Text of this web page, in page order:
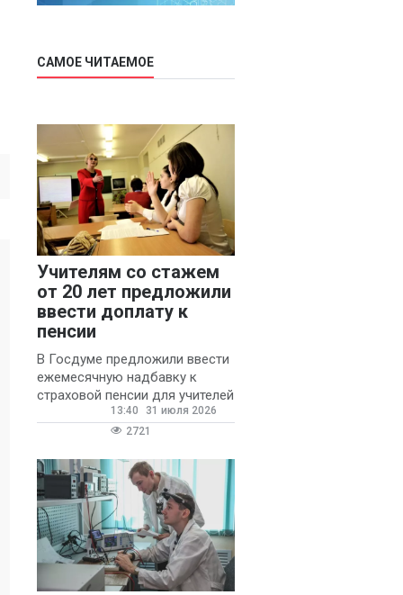
САМОЕ ЧИТАЕМОЕ
Учителям со стажем
от 20 лет предложили
ввести доплату к
пенсии
В Госдуме предложили ввести
ежемесячную надбавку к
страховой пенсии для учителей
государственных и
муниципальных школ со
13:40
31 июля 2026
2721